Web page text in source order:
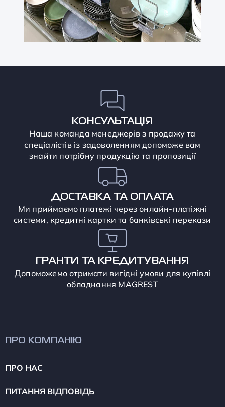
КОНСУЛЬТАЦІЯ
Наша команда менеджерів з продажу та
спеціалістів із задоволенням допоможе вам
знайти потрібну продукцію та пропозиції
ДОСТАВКА ТА ОПЛАТА
Ми приймаємо платежі через онлайн-платіжні
системи, кредитні картки та банківські перекази
ГРАНТИ ТА КРЕДИТУВАННЯ
Допоможемо отримати вигідні умови для купівлі
обладнання MAGREST
ПРО КОМПАНІЮ
ПРО НАС
ПИТАННЯ ВІДПОВІДЬ